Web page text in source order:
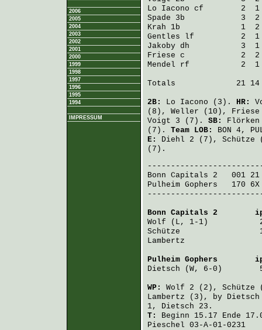
2006
2005
2004
2003
2002
2001
2000
1999
1998
1997
1996
1995
1994
IMPRESSUM
Lo Iacono cf        2  1
Spade 3b            3  2
Krah 1b             1  2
Gentles lf          2  1
Jakoby dh           3  1
Friese c            2  2
Mendel rf           2  1
Totals             21 14
2B: Lo Iacono (3). HR:
(8), Weller (10), Friese
Voigt 3 (7). SB: Flörken
(7). Team LOB:
BON 4,
E: Diehl 2 (7), Schütze
(7).
Bonn Capitals 2
001
Pulheim Gophers
170
Bonn Capitals 2
Wolf (L, 1-1)
Schütze
Lambertz
Pulheim Gophers
Dietsch (W, 6-0)
WP: Wolf 2 (2), Schütze
Lambertz (3), by Dietsch
1, Dietsch 23.
T:
Beginn 15.17 Ende
Pieschel 03-A-01-0231